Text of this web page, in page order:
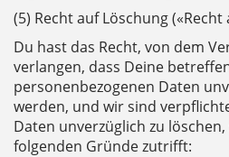
(5) Recht auf Löschung
Du hast das Recht, von dem
verlangen, dass Deine
personenbezogenen Daten
werden, und wir sind
Daten unverzüglich zu
folgenden Gründe zutrifft: